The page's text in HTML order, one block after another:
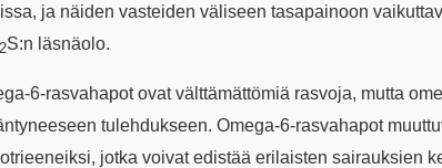
ja näiden vasteiden väliseen tasapainoon
2S:n läsnäolo.
6-rasvahapot ovat välttämättömiä rasvoja, mutta
tulehdukseen. Omega-6-rasvahapot
jotka voivat edistää erilaisten sairauksien